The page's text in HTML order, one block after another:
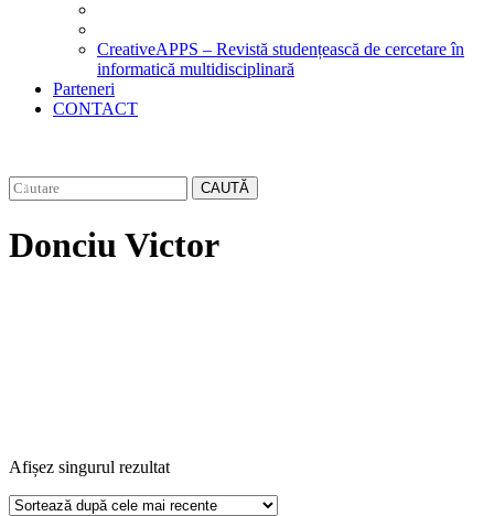
CreativeAPPS – Revistă studențească de cercetare în
informatică multidisciplinară
Parteneri
CONTACT
CAUTĂ
Donciu Victor
Afișez singurul rezultat